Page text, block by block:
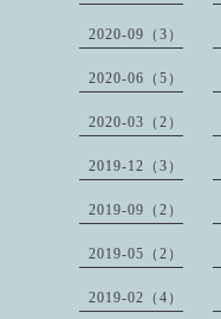
2020-09（3）
2020-06（5）
2020-03（2）
2019-12（3）
2019-09（2）
2019-05（2）
2019-02（4）